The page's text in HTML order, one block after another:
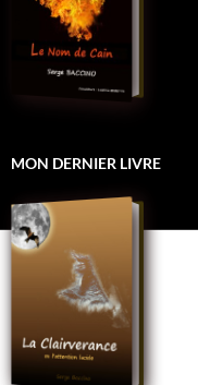
MON DERNIER LIVRE